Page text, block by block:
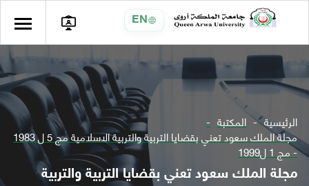
EN
الرئيسية المكتبة
مجلة الملك سعود تعني بقضايا التربية والتربية الاسلامية مج 5 ل 1983
- مج 1 ل1999
مجلة الملك سعود تعني بقضايا التربية والتربية